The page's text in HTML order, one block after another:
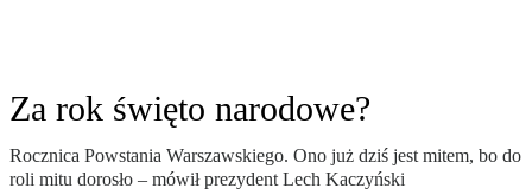
Za rok święto narodowe?
Rocznica Powstania Warszawskiego. Ono już dziś jest mitem, bo do
roli mitu dorosło – mówił prezydent Lech Kaczyński